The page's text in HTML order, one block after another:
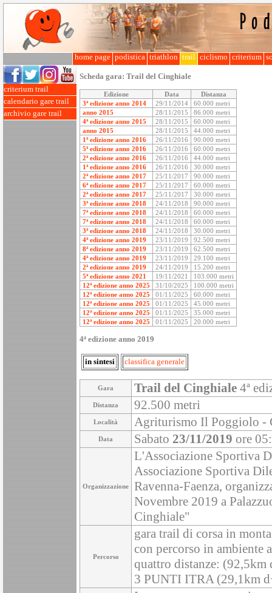
home page podistica triathlon trail ciclismo criterium
criterium trail
calendario gare trail
archivio gare trail
Scheda gara: Trail del Cinghiale
Edizione Data
Distanza
3ª edizione anno 2014
29/11/2014
60.000 metri
anno 2015
28/11/2015
86.000 metri
4ª edizione anno 2015
28/11/2015
60.000 metri
anno 2015
28/11/2015
44.000 metri
1ª edizione anno 2016
26/11/2016
90.000 metri
5ª edizione anno 2016
26/11/2016
60.000 metri
2ª edizione anno 2016
26/11/2016
44.000 metri
1ª edizione anno 2016
26/11/2016
30.000 metri
2ª edizione anno 2017
25/11/2017
90.000 metri
6ª edizione anno 2017
25/11/2017
60.000 metri
2ª edizione anno 2017
25/11/2017
30.000 metri
3ª edizione anno 2018
24/11/2018
90.000 metri
7ª edizione anno 2018
24/11/2018
60.000 metri
7ª edizione anno 2018
24/11/2018
60.000 metri
3ª edizione anno 2018
24/11/2018
30.000 metri
4ª edizione anno 2019
23/11/2019
92.500 metri
8ª edizione anno 2019
23/11/2019
62.500 metri
4ª edizione anno 2019
23/11/2019
29.100 metri
2ª edizione anno 2019
24/11/2019
15.200 metri
5ª edizione anno 2021
19/11/2021
103.000 metri
12ª edizione anno 2025
31/10/2025
100.000 metri
12ª edizione anno 2025
01/11/2025
60.000 metri
12ª edizione anno 2025
01/11/2025
45.000 metri
12ª edizione anno 2025
01/11/2025
35.000 metri
12ª edizione anno 2025
01/11/2025 20.000 metri
4ª edizione anno 2019
in sintesi classifica generale
Gara Trail del Cinghiale 4ª
Distanza 92.500 metri
Località Agriturismo Il Poggiolo -
Data Sabato 23/11/2019 ore
Organizzazione
L'Associazione Sportiva
Associazione Sportiva
Ravenna-Faenza,
Novembre 2019 a
Cinghiale"
Percorso
gara trail di corsa in
con percorso in ambiente
quattro distanze:
3 PUNTI ITRA (29,1km